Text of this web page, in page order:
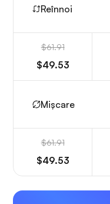
Reînnoi
$61.91
$49.53
Mișcare
$61.91
$49.53